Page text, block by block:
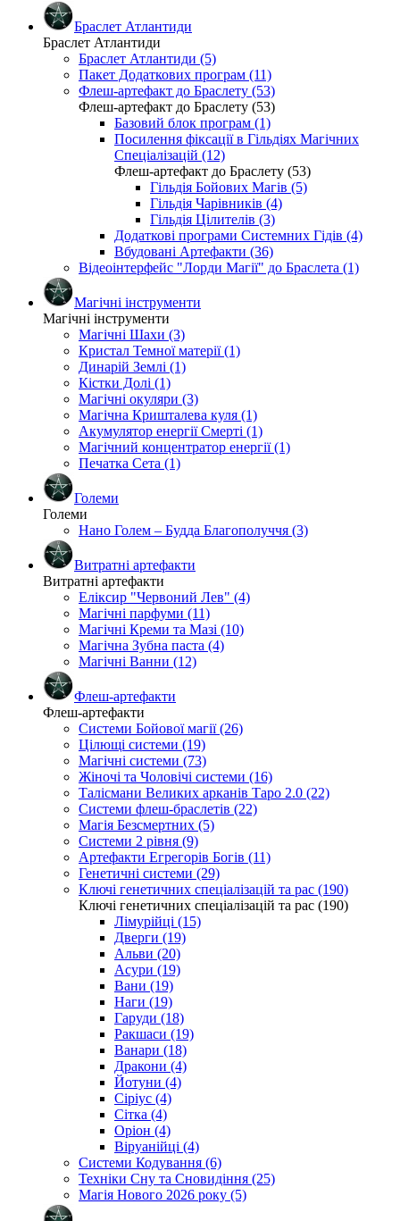
Браслет Атлантиди
Браслет Атлантиди
Браслет Атлантиди (5)
Пакет Додаткових програм (11)
Флеш-артефакт до Браслету (53)
Флеш-артефакт до Браслету (53)
Базовий блок програм (1)
Посилення фіксації в Гільдіях Магічних
Спеціалізацій (12)
Флеш-артефакт до Браслету (53)
Гільдія Бойових Магів (5)
Гільдія Чарівників (4)
Гільдія Цілителів (3)
Додаткові програми Системних Гідів (4)
Вбудовані Артефакти (36)
Відеоінтерфейс "Лорди Магії" до Браслета (1)
Магічні інструменти
Магічні інструменти
Магічні Шахи (3)
Кристал Темної матерії (1)
Динарій Землі (1)
Кістки Долі (1)
Магічні окуляри (3)
Магічна Кришталева куля (1)
Акумулятор енергії Смерті (1)
Магічний концентратор енергії (1)
Печатка Сета (1)
Големи
Големи
Нано Голем – Будда Благополуччя (3)
Витратні артефакти
Витратні артефакти
Еліксир "Червоний Лев" (4)
Магічні парфуми (11)
Магічні Креми та Мазі (10)
Магічна Зубна паста (4)
Магічні Ванни (12)
Флеш-артефакти
Флеш-артефакти
Системи Бойової магії (26)
Цілющі системи (19)
Магічні системи (73)
Жіночі та Чоловічі системи (16)
Талісмани Великих арканів Таро 2.0 (22)
Системи флеш-браслетів (22)
Магія Безсмертних (5)
Системи 2 рівня (9)
Артефакти Егрегорів Богів (11)
Генетичні системи (29)
Ключі генетичних спеціалізацій та рас (190)
Ключі генетичних спеціалізацій та рас (190)
Лімурійці (15)
Дверги (19)
Альви (20)
Асури (19)
Вани (19)
Наги (19)
Гаруди (18)
Ракшаси (19)
Ванари (18)
Дракони (4)
Йотуни (4)
Сіріус (4)
Сітка (4)
Оріон (4)
Віруанійці (4)
Системи Кодування (6)
Техніки Сну та Сновидіння (25)
Магія Нового 2026 року (5)